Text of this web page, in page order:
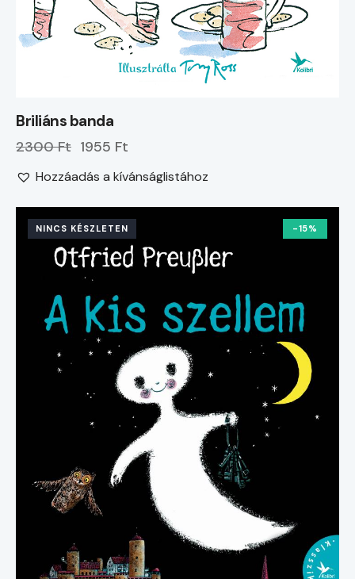
Briliáns banda
2300 Ft 1955 Ft
Hozzáadás a kívánságlistához
NINCS KÉSZLETEN -15%